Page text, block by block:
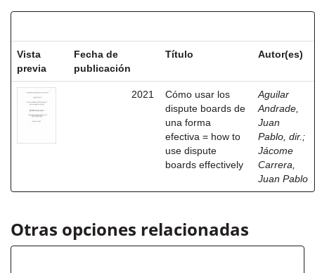
Vista
previa
Fecha de
publicación
Título Autor(es)
2021
Cómo usar los
dispute boards de
una forma
efectiva = how to
use dispute
boards effectively
Aguilar
Andrade,
Juan
Pablo, dir. ;
Jácome
Carrera,
Juan Pablo
Otras opciones relacionadas